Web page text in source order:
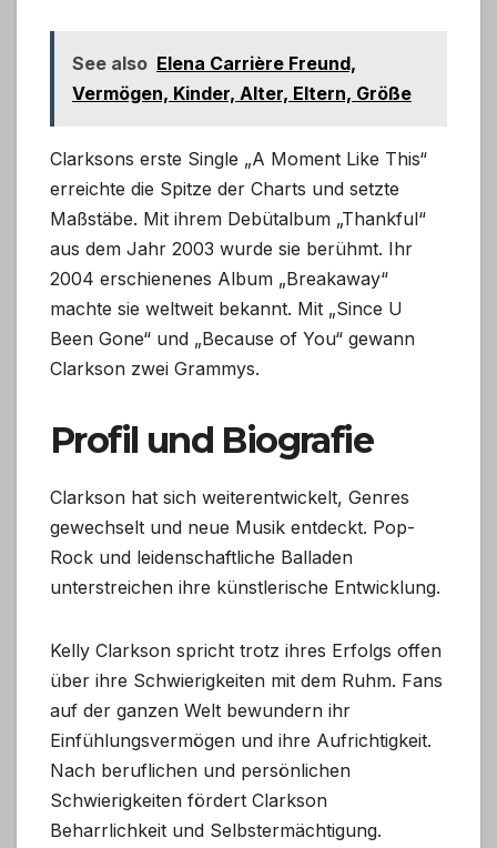
See also Elena Carrière Freund,
Vermögen, Kinder, Alter, Eltern, Größe
Clarksons erste Single „A Moment Like This“
erreichte die Spitze der Charts und setzte
Maßstäbe. Mit ihrem Debütalbum „Thankful“
aus dem Jahr 2003 wurde sie berühmt. Ihr
2004 erschienenes Album „Breakaway“
machte sie weltweit bekannt. Mit „Since U
Been Gone“ und „Because of You“ gewann
Clarkson zwei Grammys.
Profil und Biografie
Clarkson hat sich weiterentwickelt, Genres
gewechselt und neue Musik entdeckt. Pop-
Rock und leidenschaftliche Balladen
unterstreichen ihre künstlerische Entwicklung.
Kelly Clarkson spricht trotz ihres Erfolgs offen
über ihre Schwierigkeiten mit dem Ruhm. Fans
auf der ganzen Welt bewundern ihr
Einfühlungsvermögen und ihre Aufrichtigkeit.
Nach beruflichen und persönlichen
Schwierigkeiten fördert Clarkson
Beharrlichkeit und Selbstermächtigung.